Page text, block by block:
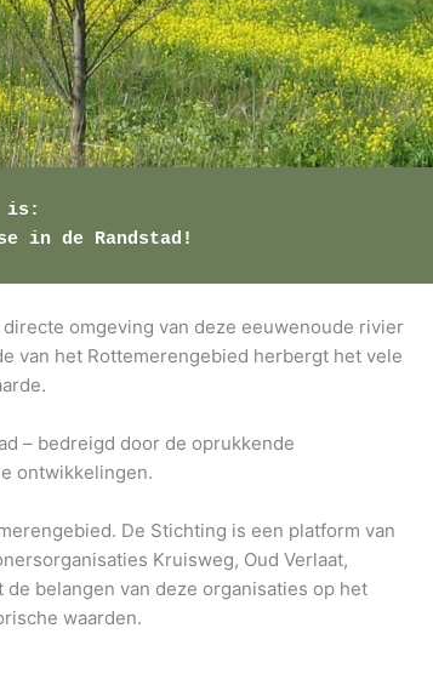
in de Randstad!
omgeving van deze eeuwenoude rivier
van het Rottemerengebied herbergt het vele
– bedreigd door de oprukkende
ontwikkelingen.
De Stichting is een platform van
Kruisweg, Oud Verlaat,
belangen van deze organisaties op het
waarden.